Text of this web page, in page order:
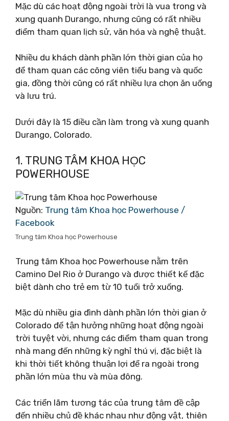
Mặc dù các hoạt động ngoài trời là vua trong và
xung quanh Durango, nhưng cũng có rất nhiều
điểm tham quan lịch sử, văn hóa và nghệ thuật.
Nhiều du khách dành phần lớn thời gian của họ
để tham quan các công viên tiểu bang và quốc
gia, đồng thời cũng có rất nhiều lựa chọn ăn uống
và lưu trú.
Dưới đây là 15 điều cần làm trong và xung quanh
Durango, Colorado.
1. TRUNG TÂM KHOA HỌC
POWERHOUSE
Nguồn: Trung tâm Khoa học Powerhouse /
Facebook
Trung tâm Khoa học Powerhouse
Trung tâm Khoa học Powerhouse nằm trên
Camino Del Rio ở Durango và được thiết kế đặc
biệt dành cho trẻ em từ 10 tuổi trở xuống.
Mặc dù nhiều gia đình dành phần lớn thời gian ở
Colorado để tận hưởng những hoạt động ngoài
trời tuyệt vời, nhưng các điểm tham quan trong
nhà mang đến những kỳ nghỉ thú vị, đặc biệt là
khi thời tiết không thuận lợi để ra ngoài trong
phần lớn mùa thu và mùa đông.
Các triển lãm tương tác của trung tâm đề cập
đến nhiều chủ đề khác nhau như động vật, thiên